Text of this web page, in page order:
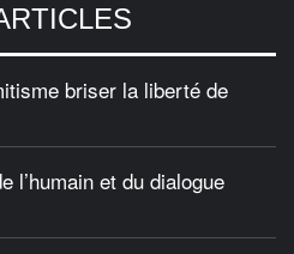
briser la liberté de
l’humain et du dialogue